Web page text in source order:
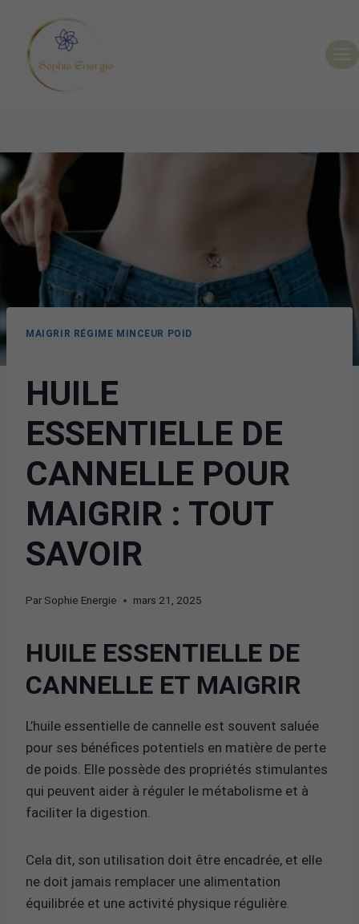
MAIGRIR RÉGIME MINCEUR POID
HUILE
ESSENTIELLE DE
CANNELLE POUR
MAIGRIR : TOUT
SAVOIR
Par Sophie Energie mars 21, 2025
HUILE ESSENTIELLE DE
CANNELLE ET MAIGRIR
L’huile essentielle de cannelle est souvent saluée
pour ses bénéfices potentiels en matière de perte
de poids. Elle possède des propriétés stimulantes
qui peuvent aider à réguler le métabolisme et à
faciliter la digestion.
Cela dit, son utilisation doit être encadrée, et elle
ne doit jamais remplacer une alimentation
équilibrée et une activité physique régulière.